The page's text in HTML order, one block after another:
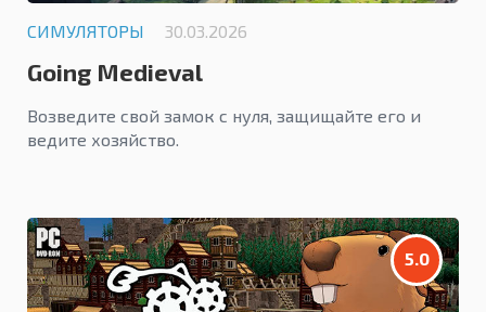
СИМУЛЯТОРЫ 30.03.2026
Going Medieval
Возведите свой замок с нуля, защищайте его и
ведите хозяйство.
5.0